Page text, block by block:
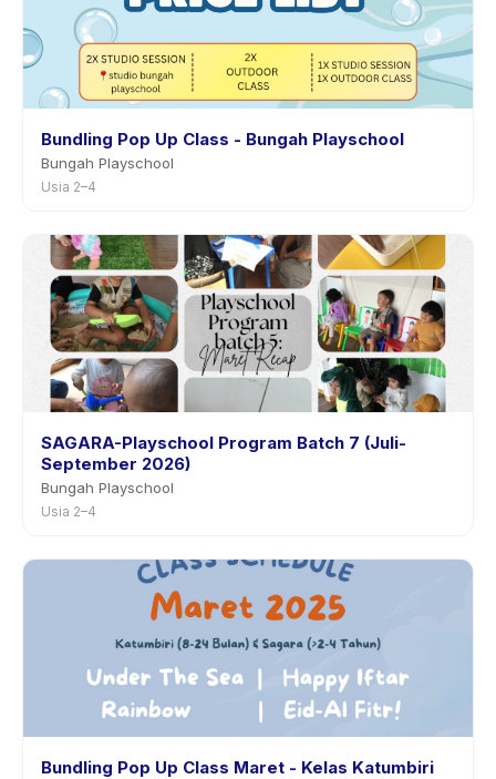
Bundling Pop Up Class - Bungah Playschool
Bungah Playschool
Usia 2–4
SAGARA-Playschool Program Batch 7 (Juli-
September 2026)
Bungah Playschool
Usia 2–4
Bundling Pop Up Class Maret - Kelas Katumbiri